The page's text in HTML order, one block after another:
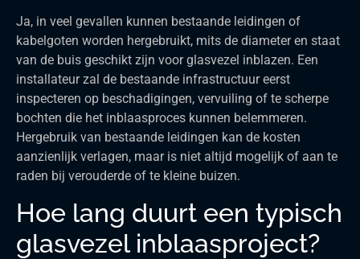
Ja, in veel gevallen kunnen bestaande leidingen of
kabelgoten worden hergebruikt, mits de diameter en staat
van de buis geschikt zijn voor glasvezel inblazen. Een
installateur zal de bestaande infrastructuur eerst
inspecteren op beschadigingen, vervuiling of te scherpe
bochten die het inblaasproces kunnen belemmeren.
Hergebruik van bestaande leidingen kan de kosten
aanzienlijk verlagen, maar is niet altijd mogelijk of aan te
raden bij verouderde of te kleine buizen.
Hoe lang duurt een typisch
glasvezel inblaasproject?